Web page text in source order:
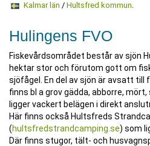
Kalmar län / Hultsfred kommun.
Hulingens FVO
Fiskevårdsområdet består av sjön
hektar stor och förutom gott om
sjöfågel. En del av sjön är avsatt till
finns bl a grov gädda, abborre, mört,
ligger vackert belägen i direkt
Här finns också Hultsfreds
(hultsfredstrandcamping.se) som
Där finns stugor, tält- och